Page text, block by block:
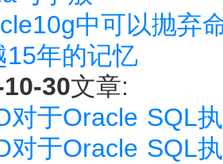
中可以抛弃
15年的记忆
30文章:
对于Oracle SQL
对于Oracle SQL